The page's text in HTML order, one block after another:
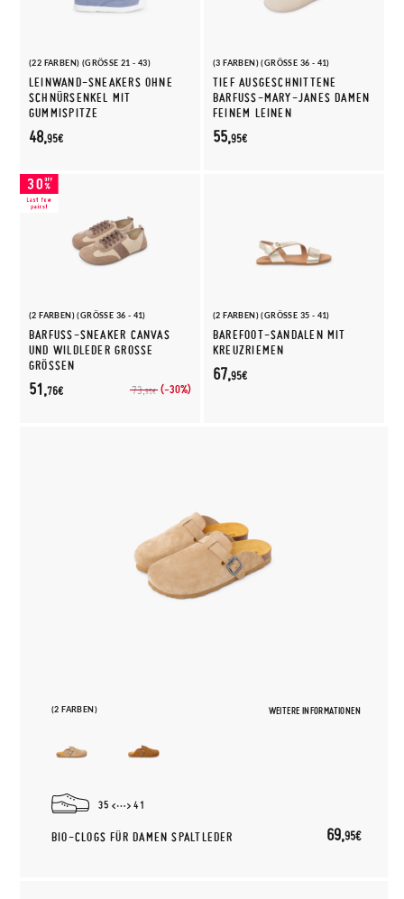
(22 FARBEN) (GRÖSSE 21 - 43)
LEINWAND-SNEAKERS OHNE
SCHNÜRSENKEL MIT
GUMMISPITZE
48,95€
(3 FARBEN) (GRÖSSE 36 - 41)
TIEF AUSGESCHNITTENE
BARFUSS-MARY-JANES DAMEN F
EINEM LEINEN
55,95€
(2 FARBEN) (GRÖSSE 36 - 41)
BARFUSS-SNEAKER CANVAS U
ND WILDLEDER GROSSE GR
ÖSSEN
73,95€ (-30%)
51,76€
(2 FARBEN) (GRÖSSE 35 - 41)
BAREFOOT-SANDALEN MIT
KREUZRIEMEN
67,95€
(2 FARBEN) WEITERE INFORMATIONEN
35 41
BIO-CLOGS FÜR DAMEN SPALTLEDER 69,95€